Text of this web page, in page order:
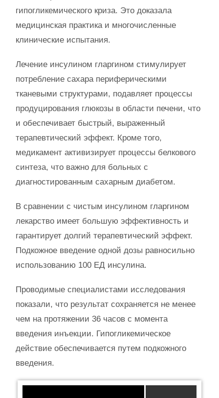
гипогликемического криза. Это доказала
медицинская практика и многочисленные
клинические испытания.
Лечение инсулином гларгином стимулирует
потребление сахара периферическими
тканевыми структурами, подавляет процессы
продуцирования глюкозы в области печени, что
и обеспечивает быстрый, выраженный
терапевтический эффект. Кроме того,
медикамент активизирует процессы белкового
синтеза, что важно для больных с
диагностированным сахарным диабетом.
В сравнении с чистым инсулином гларгином
лекарство имеет большую эффективность и
гарантирует долгий терапевтический эффект.
Подкожное введение одной дозы равносильно
использованию 100 ЕД инсулина.
Проводимые специалистами исследования
показали, что результат сохраняется не менее
чем на протяжении 36 часов с момента
введения инъекции. Гипогликемическое
действие обеспечивается путем подкожного
введения.